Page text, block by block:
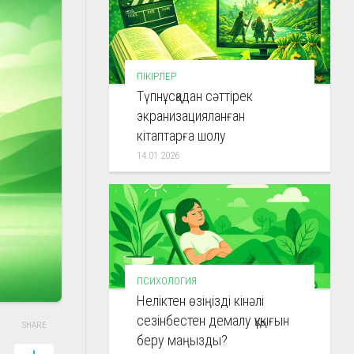
SHARE
ПІКІРЛЕР
Түпнұсқадан сәттірек
экранизацияланған
кітаптарға шолу
14.01.2026
ПСИХОЛОГИЯ
Неліктен өзіңізді кінәлі
сезінбестен демалу құқығын
беру маңызды?